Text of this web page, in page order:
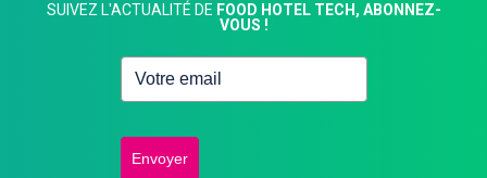
SUIVEZ L'ACTUALITÉ DE FOOD HOTEL TECH, ABONNEZ-
VOUS !
Envoyer